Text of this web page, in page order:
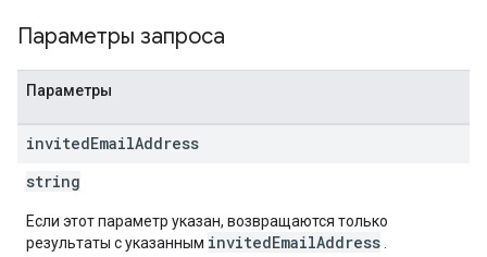
Параметры запроса
Параметры
invitedEmailAddress
string
Если этот параметр указан, возвращаются только
результаты с указанным invitedEmailAddress